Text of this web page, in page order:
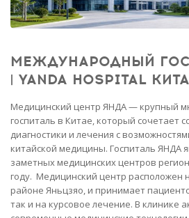
МЕЖДУНАРОДНЫЙ
| YANDA HOSPITAL
Медицинский центр ЯНДА — крупный
госпиталь в Китае, который сочетает
диагностики и лечения с
китайской медицины. Госпиталь ЯНДА
заметных медицинских центров
году. Медицинский центр расположен
районе Яньцзяо, и принимает
так и на курсовое лечение. В клинике